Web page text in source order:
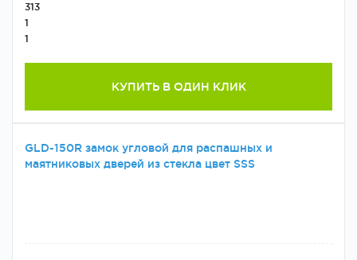
313
1
1
КУПИТЬ В ОДИН КЛИК
GLD-150R замок угловой для распашных и
маятниковых дверей из стекла цвет SSS